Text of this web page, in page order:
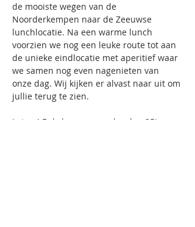
de mooiste wegen van de
Noorderkempen naar de Zeeuwse
lunchlocatie. Na een warme lunch
voorzien we nog een leuke route tot aan
de unieke eindlocatie met aperitief waar
we samen nog even nagenieten van
onze dag. Wij kijken er alvast naar uit om
jullie terug te zien.
Let op! Enkel wagens ouder dan 25jaar